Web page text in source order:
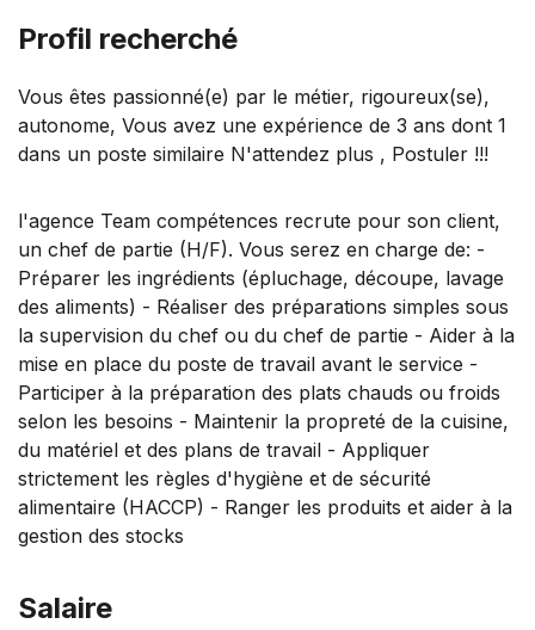
Profil recherché
Vous êtes passionné(e) par le métier, rigoureux(se),
autonome, Vous avez une expérience de 3 ans dont 1
dans un poste similaire N'attendez plus , Postuler !!!
l'agence Team compétences recrute pour son client,
un chef de partie (H/F). Vous serez en charge de: -
Préparer les ingrédients (épluchage, découpe, lavage
des aliments) - Réaliser des préparations simples sous
la supervision du chef ou du chef de partie - Aider à la
mise en place du poste de travail avant le service -
Participer à la préparation des plats chauds ou froids
selon les besoins - Maintenir la propreté de la cuisine,
du matériel et des plans de travail - Appliquer
strictement les règles d'hygiène et de sécurité
alimentaire (HACCP) - Ranger les produits et aider à la
gestion des stocks
Salaire